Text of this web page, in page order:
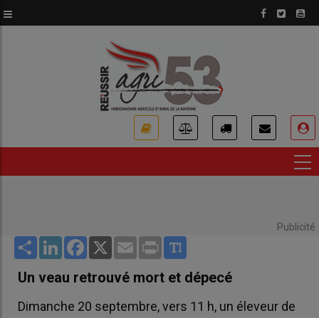
au
Publicité
Share LinkedInFacebook
X Email Print
Un veau retrouvé mort et dépecé
Dimanche 20 septembre, vers 11 h, un éleveur de